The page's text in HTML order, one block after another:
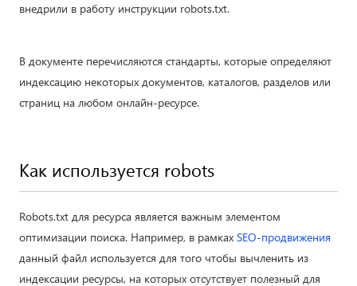
внедрили в работу инструкции robots.txt.
В документе перечисляются стандарты, которые определяют
индексацию некоторых документов, каталогов, разделов или
страниц на любом онлайн-ресурсе.
Как используется robots
Robots.txt для ресурса является важным элементом
оптимизации поиска. Например, в рамках SEO-продвижения
данный файл используется для того чтобы вычленить из
индексации ресурсы, на которых отсутствует полезный для